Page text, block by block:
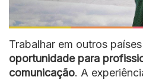
Trabalhar em outros
oportunidade para
comunicação. A